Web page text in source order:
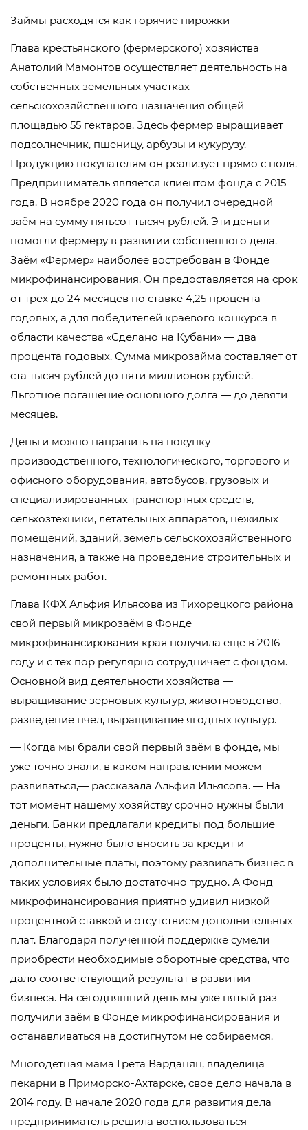
Займы расходятся как горячие пирожки
Глава крестьянского (фермерского) хозяйства
Анатолий Мамонтов осуществляет деятельность на
собственных земельных участках
сельскохозяйственного назначения общей
площадью 55 гектаров. Здесь фермер выращивает
подсолнечник, пшеницу, арбузы и кукурузу.
Продукцию покупателям он реализует прямо с поля.
Предприниматель является клиентом фонда с 2015
года. В ноябре 2020 года он получил очередной
заём на сумму пятьсот тысяч рублей. Эти деньги
помогли фермеру в развитии собственного дела.
Заём «Фермер» наиболее востребован в Фонде
микрофинансирования. Он предоставляется на срок
от трех до 24 месяцев по ставке 4,25 процента
годовых, а для победителей краевого конкурса в
области качества «Сделано на Кубани» — два
процента годовых. Сумма микрозайма составляет от
ста тысяч рублей до пяти миллионов рублей.
Льготное погашение основного долга — до девяти
месяцев.
Деньги можно направить на покупку
производственного, технологического, торгового и
офисного оборудования, автобусов, грузовых и
специализированных транспортных средств,
сельхозтехники, летательных аппаратов, нежилых
помещений, зданий, земель сельскохозяйственного
назначения, а также на проведение строительных и
ремонтных работ.
Глава КФХ Альфия Ильясова из Тихорецкого района
свой первый микрозаём в Фонде
микрофинансирования края получила еще в 2016
году и с тех пор регулярно сотрудничает с фондом.
Основной вид деятельности хозяйства —
выращивание зерновых культур, животноводство,
разведение пчел, выращивание ягодных культур.
— Когда мы брали свой первый заём в фонде, мы
уже точно знали, в каком направлении можем
развиваться,— рассказала Альфия Ильясова. — На
тот момент нашему хозяйству срочно нужны были
деньги. Банки предлагали кредиты под большие
проценты, нужно было вносить за кредит и
дополнительные платы, поэтому развивать бизнес в
таких условиях было достаточно трудно. А Фонд
микрофинансирования приятно удивил низкой
процентной ставкой и отсутствием дополнительных
плат. Благодаря полученной поддержке сумели
приобрести необходимые оборотные средства, что
дало соответствующий результат в развитии
бизнеса. На сегодняшний день мы уже пятый раз
получили заём в Фонде микрофинансирования и
останавливаться на достигнутом не собираемся.
Многодетная мама Грета Варданян, владелица
пекарни в Приморско-Ахтарске, свое дело начала в
2014 году. В начале 2020 года для развития дела
предприниматель решила воспользоваться